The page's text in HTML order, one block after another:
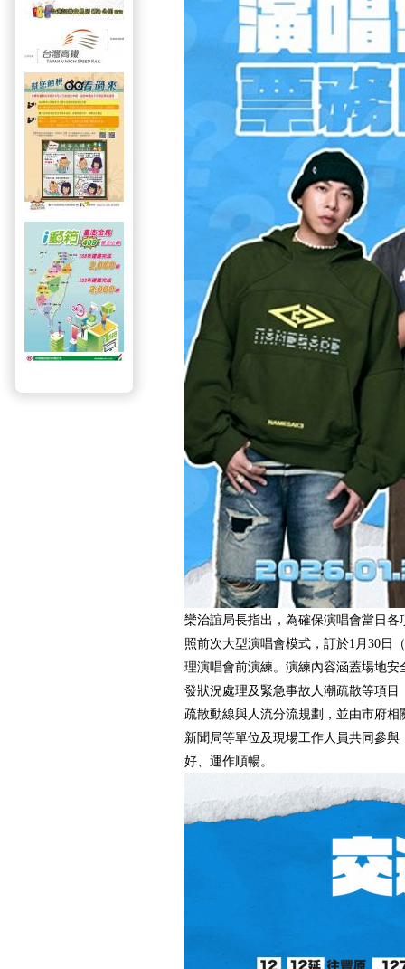
欒治誼局長指出，為確保演唱會當日
照前次大型演唱會模式，訂於1月30日
理演唱會前演練。演練內容涵蓋場地
發狀況處理及緊急事故人潮疏散等項
疏散動線與人流分流規劃，並由市府
新聞局等單位及現場工作人員共同參
好、運作順暢。